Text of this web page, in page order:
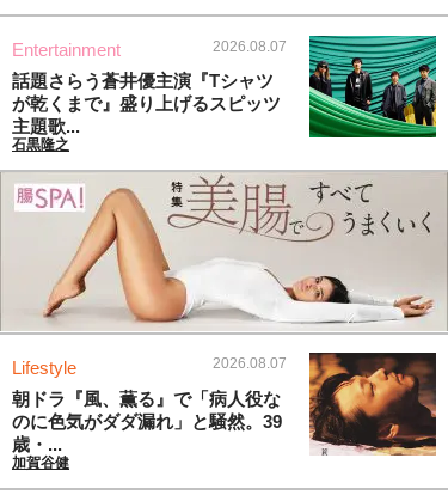
Entertainment 2026.08.07
話題さらう蒼井優主演『Tシャツ
が乾くまで』盛り上げるスピッツ
主題歌...
石黒隆之
Lifestyle 2026.08.07
朝ドラ『風、薫る』で「病人役な
のに色気がダダ漏れ」と騒然。39
歳・...
加賀谷健